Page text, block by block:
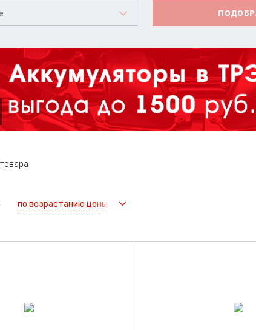
по возрастанию цены